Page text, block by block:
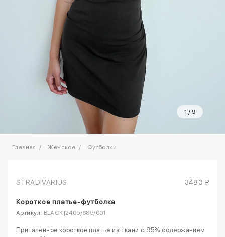
1 / 9
Главная Женское Футболки
STRADIVARIUS 3480 ₽
Короткое платье-футболка
Артикул: BLACK|2405/685/001
Приталенное короткое платье из ткани с 95% содержанием